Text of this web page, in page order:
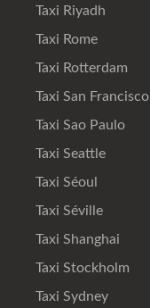
Taxi Riyadh
Taxi Rome
Taxi Rotterdam
Taxi San Francisco
Taxi Sao Paulo
Taxi Seattle
Taxi Séoul
Taxi Séville
Taxi Shanghai
Taxi Stockholm
Taxi Sydney